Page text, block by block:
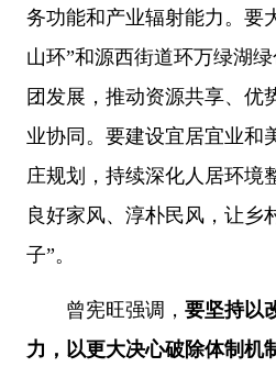
务功能和产业辐射能力。要
山环”和源西街道环万绿湖
团发展，推动资源共享、优
业协同。要建设宜居宜业和
庄规划，持续深化人居环境
良好家风、淳朴民风，让乡
子”。
曾宪旺强调， 要坚持以
力，以更大决心破除体制机